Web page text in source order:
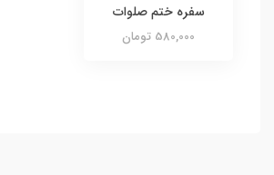
سفره ختم صلوات
580,000 تومان